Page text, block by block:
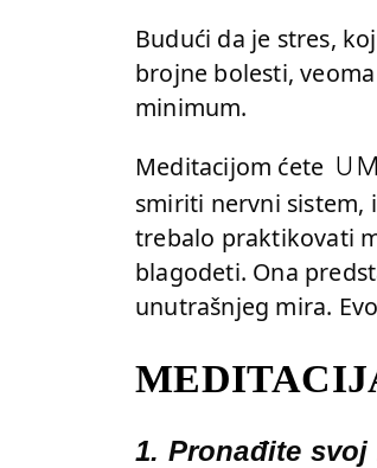
Budući da je stres,
brojne bolesti,
minimum.
Meditacijom ćete
smiriti nervni sistem,
trebalo praktikovati
blagodeti. Ona
unutrašnjeg mira.
1. Pronađite svoj